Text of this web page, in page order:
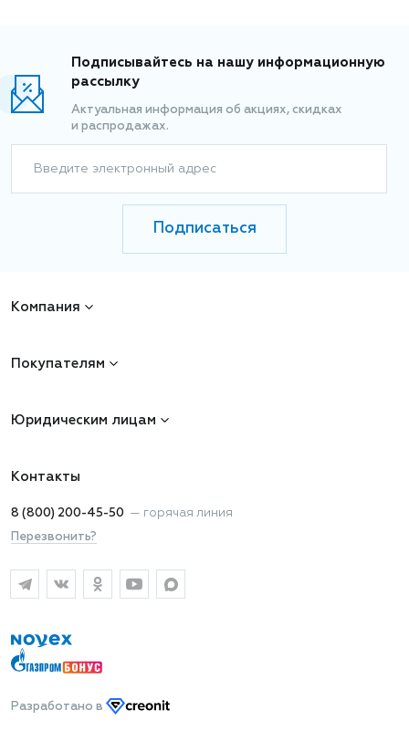
Подписывайтесь на нашу информационную
рассылку
Актуальная информация об акциях, скидках
и распродажах.
Введите электронный адрес
Подписаться
Компания
Покупателям
Юридическим лицам
Контакты
8 (800) 200-45-50 — горячая линия
Перезвонить?
Разработано в